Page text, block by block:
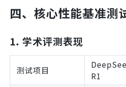
四、核心性能基准测
1. 学术评测表现
测试项目
R1